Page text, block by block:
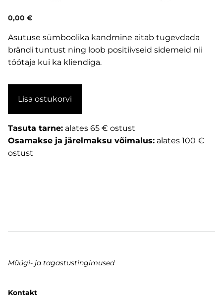
0,00 €
Asutuse sümboolika kandmine aitab tugevdada
brändi tuntust ning loob positiivseid sidemeid nii
töötaja kui ka kliendiga.
Lisa ostukorvi
Tasuta tarne: alates 65 € ostust
Osamakse ja järelmaksu võimalus: alates 100 €
ostust
Müügi- ja tagastustingimused
Kontakt